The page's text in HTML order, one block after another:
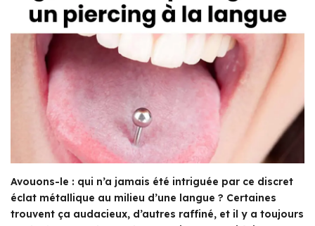
Avouons-le : qui n’a jamais été intriguée par ce discret
éclat métallique au milieu d’une langue ? Certaines
trouvent ça audacieux, d’autres raffiné, et il y a toujours